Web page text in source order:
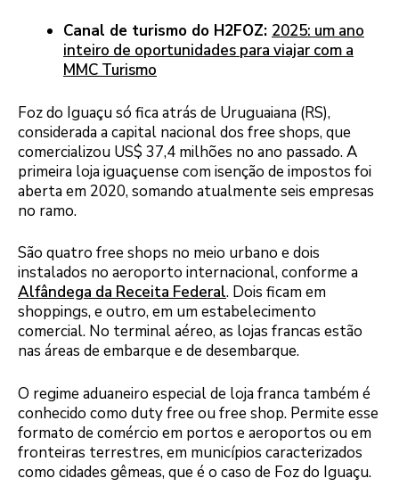
Canal de turismo do H2FOZ: 2025: um ano
inteiro de oportunidades para viajar com a
MMC Turismo
Foz do Iguaçu só fica atrás de Uruguaiana (RS),
considerada a capital nacional dos free shops, que
comercializou US$ 37,4 milhões no ano passado. A
primeira loja iguaçuense com isenção de impostos foi
aberta em 2020, somando atualmente seis empresas
no ramo.
São quatro free shops no meio urbano e dois
instalados no aeroporto internacional, conforme a
Alfândega da Receita Federal. Dois ficam em
shoppings, e outro, em um estabelecimento
comercial. No terminal aéreo, as lojas francas estão
nas áreas de embarque e de desembarque.
O regime aduaneiro especial de loja franca também é
conhecido como duty free ou free shop. Permite esse
formato de comércio em portos e aeroportos ou em
fronteiras terrestres, em municípios caracterizados
como cidades gêmeas, que é o caso de Foz do Iguaçu.